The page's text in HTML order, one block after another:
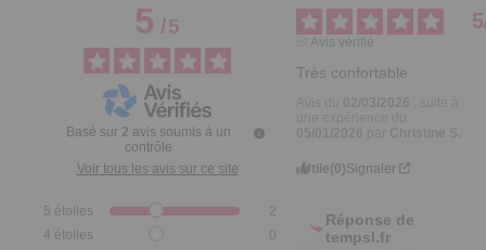
5/5
Basé sur 2 avis soumis à un
contrôle
Voir tous les avis sur ce site
5 étoiles
2
4 étoiles
0
5
Avis vérifié
Très confortable
Utile(0)Signaler
Réponse de
tempsl.fr